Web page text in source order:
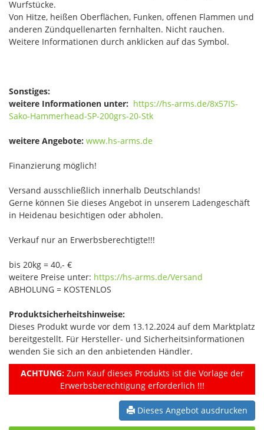
Wurfstücke.
Von Hitze, heißen Oberflächen, Funken, offenen Flammen und
anderen Zündquellenarten fernhalten. Nicht rauchen.
Weitere Informationen durch anklicken auf das Symbol.
Sonstiges:
weitere Informationen unter: https://hs-arms.de/8x57IS-
Sako-Hammerhead-SP-200grs-20-Stk
weitere Angebote: www.hs-arms.de
Finanzierung möglich!
Versand ausschließlich innerhalb Deutschlands!
Gerne können Sie dieses Angebot in unserem Ladengeschäft
in Heidenau besichtigen oder abholen.
Verkauf nur an Erwerbsberechtigte!!!
bis 20kg = 40,- €
weitere Preise unter: https://hs-arms.de/Versand
ABHOLUNG = KOSTENLOS
Produktsicherheitshinweise:
Dieses Produkt wurde vor dem 13.12.2024 auf dem Marktplatz
bereitgestellt. Für Hersteller- und Sicherheitsinformationen
wenden Sie sich an den anbietenden Händler.
ACHTUNG:Zum Kauf dieses Produkts ist die Vorlage der
Erwerbsberechtigung erforderlich !!!
Dieses Angebot ausdrucken